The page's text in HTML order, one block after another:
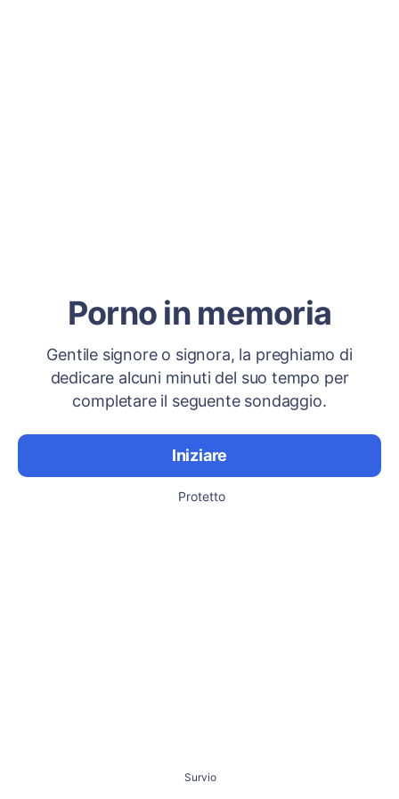
Porno in memoria
Gentile signore o signora, la preghiamo di
dedicare alcuni minuti del suo tempo per
completare il seguente sondaggio.
Iniziare
Protetto
Survio